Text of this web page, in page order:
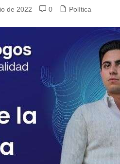
Jurídica
de 2022 0 Política